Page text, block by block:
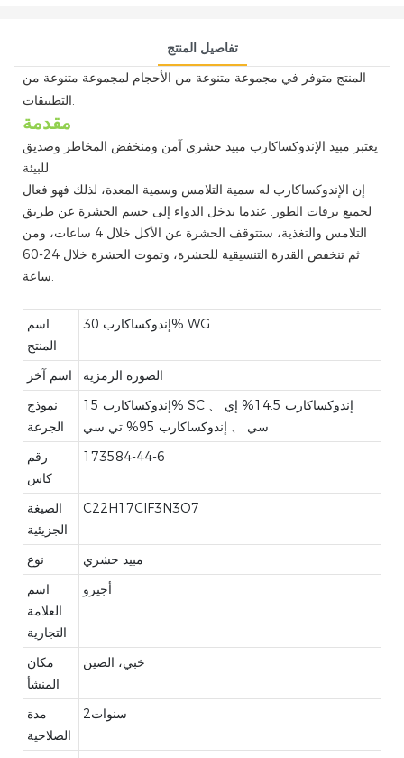
تفاصيل المنتج
المنتج متوفر في مجموعة متنوعة من الأحجام لمجموعة متنوعة من
التطبيقات.
مقدمة
يعتبر مبيد الإندوكساكارب مبيد حشري آمن ومنخفض المخاطر وصديق
للبيئة.
إن الإندوكساكارب له سمية التلامس وسمية المعدة، لذلك فهو فعال
لجميع يرقات الطور. عندما يدخل الدواء إلى جسم الحشرة عن طريق
التلامس والتغذية، ستتوقف الحشرة عن الأكل خلال 4 ساعات، ومن
ثم تنخفض القدرة التنسيقية للحشرة، وتموت الحشرة خلال 24-60
ساعة.
اسم
المنتج
إندوكساكارب 30% WG
اسم آخر
الصورة الرمزية
نموذج
الجرعة
إندوكساكارب 15% SC 、 إندوكساكارب 14.5% إي
سي 、 إندوكساكارب 95% تي سي
رقم
كاس
173584-44-6
الصيغة
الجزيئية
C22H17ClF3N3O7
نوع
مبيد حشري
اسم
العلامة
التجارية
أجيرو
مكان
المنشأ
خبي، الصين
مدة
الصلاحية
سنوات2